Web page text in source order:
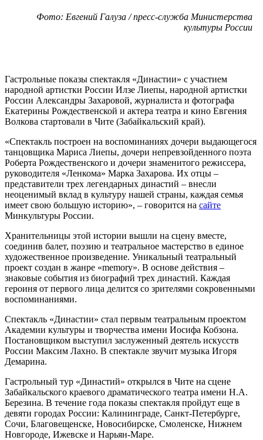
Фото: Евгений Галуза / пресс-служба Министерства
культуры России
Гастрольные показы спектакля «Династии» с участием
народной артистки России Илзе Лиепы, народной артистки
России Александры Захаровой, журналиста и фотографа
Екатерины Рождественской и актера театра и кино Евгения
Волкова стартовали в Чите (Забайкальский край).
«Спектакль построен на воспоминаниях дочери выдающегося
танцовщика Мариса Лиепы, дочери непревзойденного поэта
Роберта Рождественского и дочери знаменитого режиссера,
руководителя «Ленкома» Марка Захарова. Их отцы –
представители трех легендарных династий – внесли
неоценимый вклад в культуру нашей страны, каждая семья
имеет свою большую историю», – говорится на сайте
Минкультуры России.
Хранительницы этой истории вышли на сцену вместе,
соединив балет, поэзию и театральное мастерство в единое
художественное произведение. Уникальный театральный
проект создан в жанре «memory». В основе действия –
знаковые события из биографий трех династий. Каждая
героиня от первого лица делится со зрителями сокровенными
воспоминаниями.
Спектакль «Династии» стал первым театральным проектом
Академии культуры и творчества имени Иосифа Кобзона.
Постановщиком выступил заслуженный деятель искусств
России Максим Лахно. В спектакле звучит музыка Игоря
Демарина.
Гастрольный тур «Династий» открылся в Чите на сцене
Забайкальского краевого драматического театра имени Н.А.
Березина. В течение года показы спектакля пройдут еще в
девяти городах России: Калининграде, Санкт-Петербурге,
Сочи, Благовещенске, Новосибирске, Смоленске, Нижнем
Новгороде, Ижевске и Нарьян-Маре.